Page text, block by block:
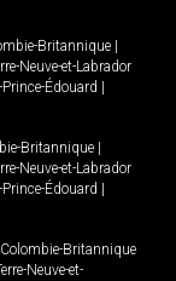
Britannique
Neuve-et-Labrador
Prince-Édouard
Britannique
Neuve-et-Labrador
Prince-Édouard
Colombie-Britannique
Neuve-et-